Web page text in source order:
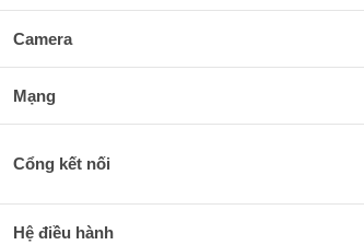
Camera
Mạng
Cổng kết nối
Hệ điều hành